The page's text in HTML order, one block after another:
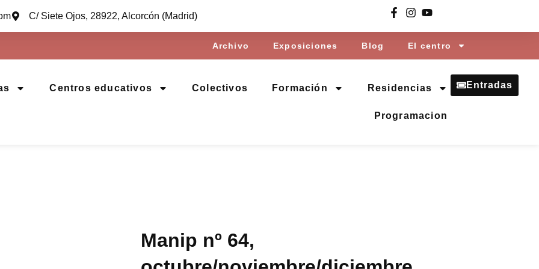
C/ Siete Ojos, 28922, Alcorcón (Madrid)
Archivo Exposiciones Blog El centro
Centros educativos Colectivos Formación Residencias
Programacion
Entradas
Manip nº 64,